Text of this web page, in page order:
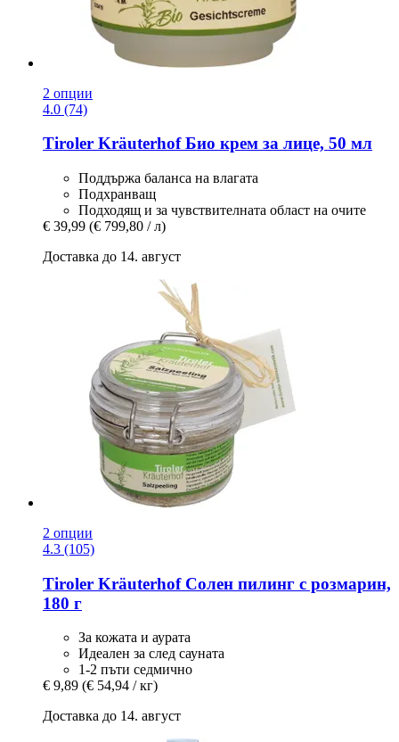
2 опции
4.0 (74)
Tiroler KräuterhofБио крем за лице, 50 мл
Поддържа баланса на влагата
Подхранващ
Подходящ и за чувствителната област на очите
€ 39,99 (€ 799,80 / л)
Доставка до 14. август
2 опции
4.3 (105)
Tiroler KräuterhofСолен пилинг с розмарин,
180 г
За кожата и аурата
Идеален за след сауната
1-2 пъти седмично
€ 9,89 (€ 54,94 / кг)
Доставка до 14. август